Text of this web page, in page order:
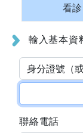
看
輸入基本資
聯絡電話